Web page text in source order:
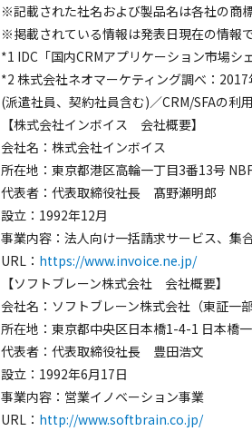
※記載された社名および製品名は各社の商
※掲載されている情報は発表日現在の情報
*1 IDC「国内CRMアプリケーション市場シ
*2 株式会社ネオマーケティング調べ：
(派遣社員、契約社員含む)／CRM/SFAの利
【株式会社インボイス 会社概要】
会社名：株式会社インボイス
所在地：東京都港区高輪一丁目3番13号
代表者：代表取締役社長 髙野瀬明郎
設立：1992年12月
事業内容：法人向け一括請求サービス、集
URL： https://www.invoice.ne.jp/
【ソフトブレーン株式会社 会社概要】
会社名：ソフトブレーン株式会社（東証一部
所在地：東京都中央区日本橋1-4-1 日本橋
代表者：代表取締役社長 豊田浩文
設立：1992年6月17日
事業内容：営業イノベーション事業
URL： http://www.softbrain.co.jp/